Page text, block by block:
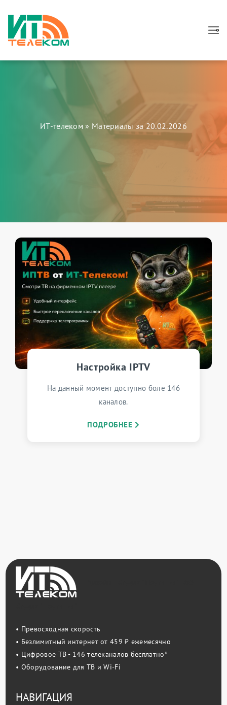
ИТ-телеком » Материалы за 20.02.2026
Настройка IPTV
На данный момент доступно боле 146
каналов.
ПОДРОБНЕЕ
• Превосходная скорость
• Безлимитный интернет от 459 ₽ ежемесячно
• Цифровое ТВ - 146 телеканалов бесплатно*
• Оборудование для ТВ и Wi-Fi
НАВИГАЦИЯ